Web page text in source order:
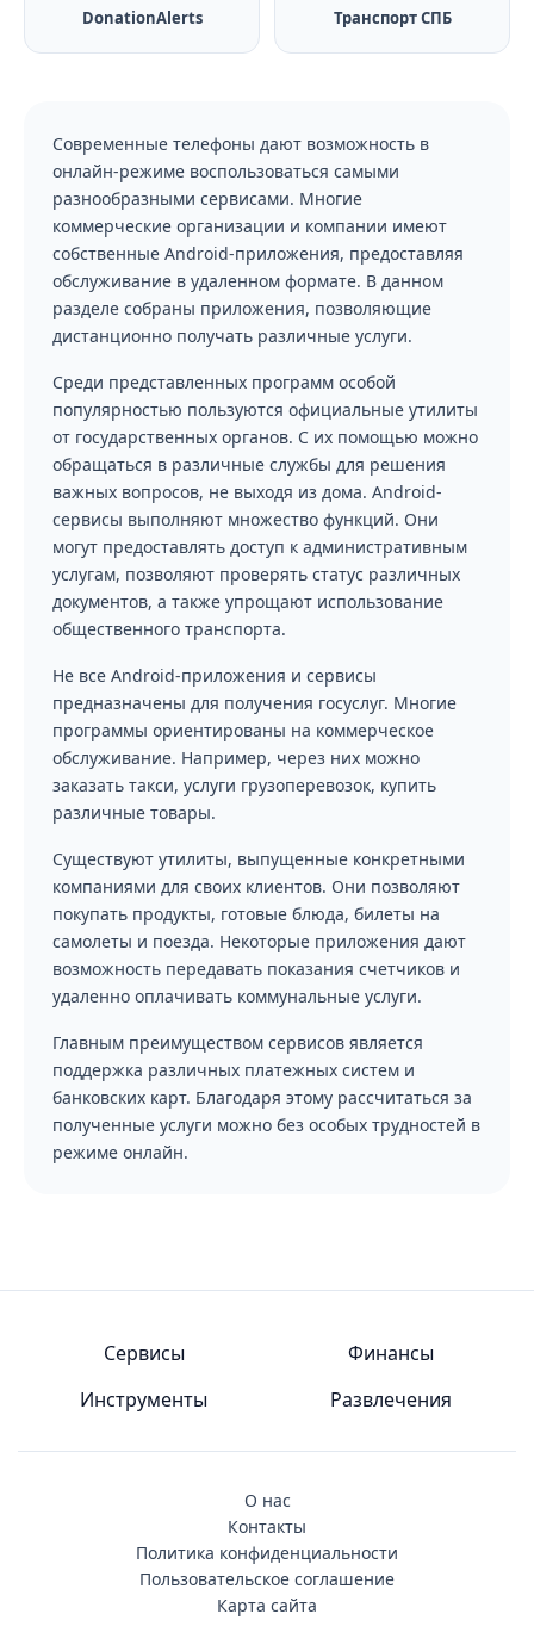
DonationAlerts Транспорт СПБ
Современные телефоны дают возможность в
онлайн-режиме воспользоваться самыми
разнообразными сервисами. Многие
коммерческие организации и компании имеют
собственные Android-приложения, предоставляя
обслуживание в удаленном формате. В данном
разделе собраны приложения, позволяющие
дистанционно получать различные услуги.
Среди представленных программ особой
популярностью пользуются официальные утилиты
от государственных органов. С их помощью можно
обращаться в различные службы для решения
важных вопросов, не выходя из дома. Android-
сервисы выполняют множество функций. Они
могут предоставлять доступ к административным
услугам, позволяют проверять статус различных
документов, а также упрощают использование
общественного транспорта.
Не все Android-приложения и сервисы
предназначены для получения госуслуг. Многие
программы ориентированы на коммерческое
обслуживание. Например, через них можно
заказать такси, услуги грузоперевозок, купить
различные товары.
Существуют утилиты, выпущенные конкретными
компаниями для своих клиентов. Они позволяют
покупать продукты, готовые блюда, билеты на
самолеты и поезда. Некоторые приложения дают
возможность передавать показания счетчиков и
удаленно оплачивать коммунальные услуги.
Главным преимуществом сервисов является
поддержка различных платежных систем и
банковских карт. Благодаря этому рассчитаться за
полученные услуги можно без особых трудностей в
режиме онлайн.
Сервисы
Финансы
Инструменты
Развлечения
О нас
Контакты
Политика конфиденциальности
Пользовательское соглашение
Карта сайта